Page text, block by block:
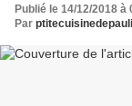
Publié le 14/12/2018 à
Par